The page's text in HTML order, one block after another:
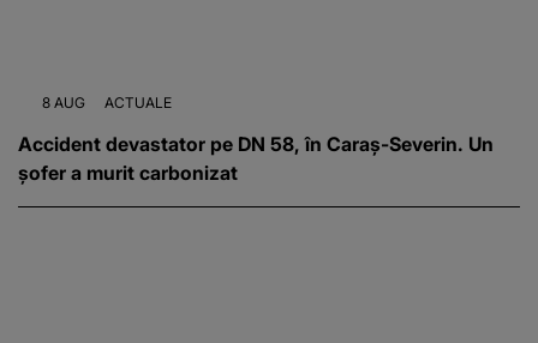
8 AUG ACTUALE
Accident devastator pe DN 58, în Caraș-Severin. Un
șofer a murit carbonizat